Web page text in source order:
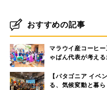
おすすめの記事
マラウイ産コーヒ
ゃぱん代表が考え
【パタゴニア イベ
る、気候変動と暮